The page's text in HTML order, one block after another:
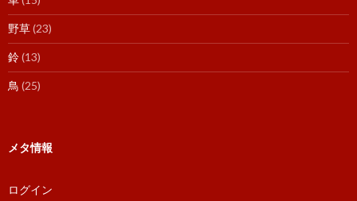
野草(23)
鈴(13)
鳥 (25)
メタ情報
ログイン